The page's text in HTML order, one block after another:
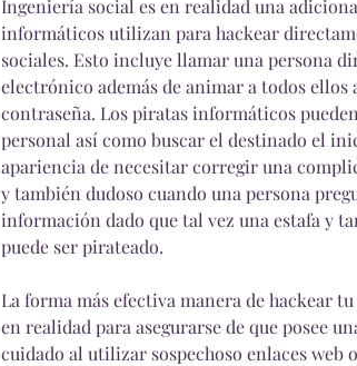
Ingeniería social es en realidad una
informáticos utilizan para hackear
sociales. Esto incluye llamar una persona
electrónico además de animar a todos ellos
contraseña. Los piratas informáticos
personal así como buscar el destinado el
apariencia de necesitar corregir una
y también dudoso cuando una persona
información dado que tal vez una estafa y
puede ser pirateado.
La forma más efectiva manera de hackear
en realidad para asegurarse de que posee
cuidado al utilizar sospechoso enlaces web